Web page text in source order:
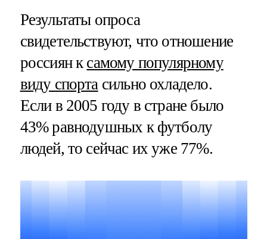
Результаты опроса
свидетельствуют, что отношение
россиян к самому популярному
виду спортасильно охладело.
Если в 2005 году в стране было
43% равнодушных к футболу
людей, то сейчас их уже 77%.